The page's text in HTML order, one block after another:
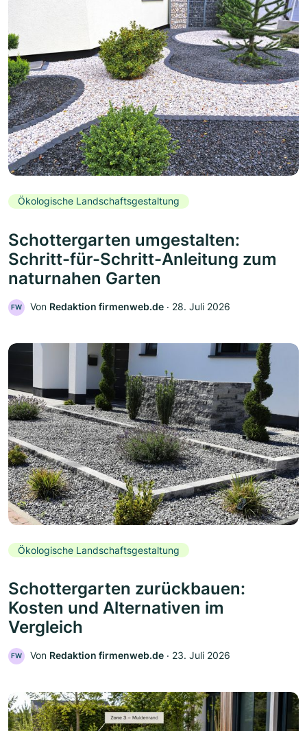
Ökologische Landschaftsgestaltung
Schottergarten umgestalten:
Schritt-für-Schritt-Anleitung zum
naturnahen Garten
FW Von Redaktion firmenweb.de ‧ 28. Juli 2026
Ökologische Landschaftsgestaltung
Schottergarten zurückbauen:
Kosten und Alternativen im
Vergleich
FW Von Redaktion firmenweb.de ‧ 23. Juli 2026